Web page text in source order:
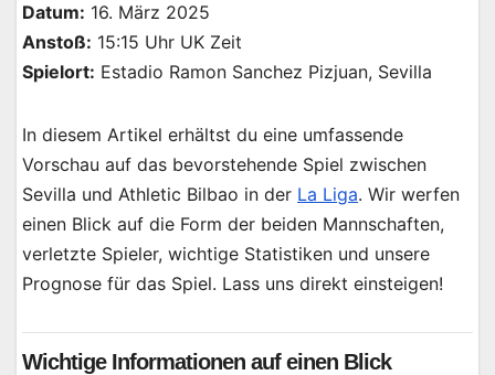
Datum: 16. März 2025
Anstoß: 15:15 Uhr UK Zeit
Spielort: Estadio Ramon Sanchez Pizjuan, Sevilla
In diesem Artikel erhältst du eine umfassende
Vorschau auf das bevorstehende Spiel zwischen
Sevilla und Athletic Bilbao in der La Liga. Wir werfen
einen Blick auf die Form der beiden Mannschaften,
verletzte Spieler, wichtige Statistiken und unsere
Prognose für das Spiel. Lass uns direkt einsteigen!
Wichtige Informationen auf einen Blick